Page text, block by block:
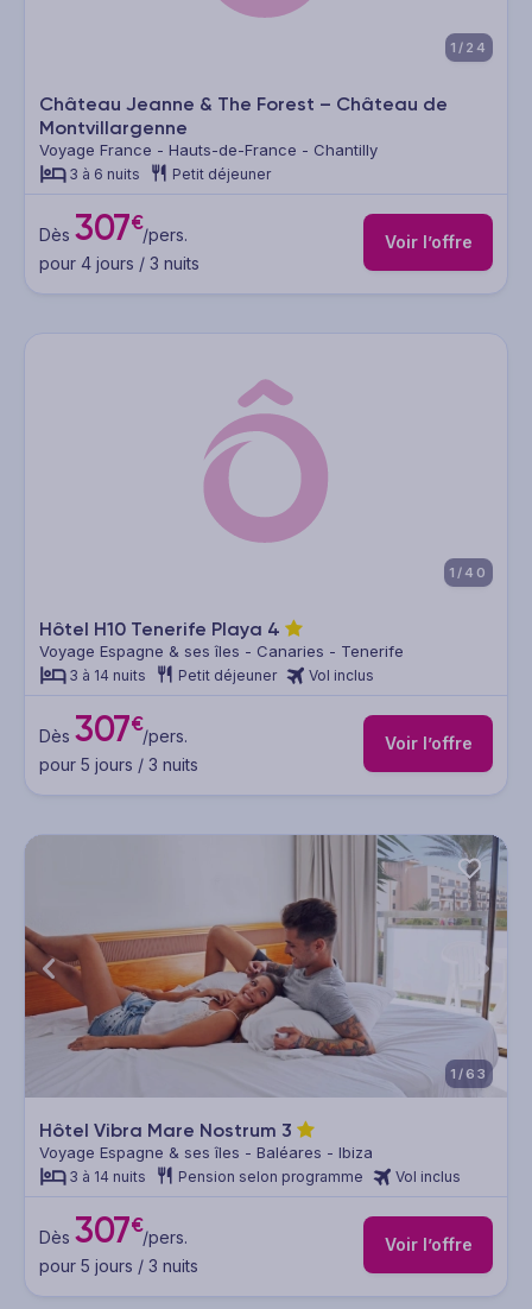
1/24
Château Jeanne & The Forest – Château de
Montvillargenne
Voyage France - Hauts-de-France - Chantilly
3 à 6 nuits Petit déjeuner
Dès 307€/pers.
pour 4 jours / 3 nuits
Voir l’offre
1/40
Hôtel H10 Tenerife Playa 4
Voyage Espagne & ses îles - Canaries - Tenerife
3 à 14 nuits Petit déjeuner Vol inclus
Dès 307€/pers.
pour 5 jours / 3 nuits
Voir l’offre
1/63
Hôtel Vibra Mare Nostrum 3
Voyage Espagne & ses îles - Baléares - Ibiza
3 à 14 nuits Pension selon programme Vol inclus
Dès 307€/pers.
pour 5 jours / 3 nuits
Voir l’offre